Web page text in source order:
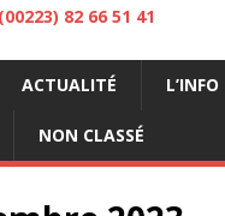
82 66 51 41
ACTUALITÉ
NON CLASSÉ